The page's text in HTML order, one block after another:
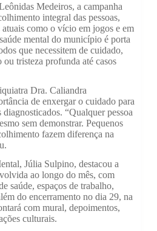
Medeiros, a campanha
integral das pessoas,
como o vício em jogos e em
mental do município é porta
que necessitem de cuidado,
tristeza profunda até casos
Dra. Caliandra
de enxergar o cuidado para
“Qualquer pessoa
sem demonstrar. Pequenos
fazem diferença na
Júlia Sulpino, destacou a
ao longo do mês, com
saúde, espaços de trabalho,
do encerramento no dia 29, na
com mural, depoimentos,
culturais.